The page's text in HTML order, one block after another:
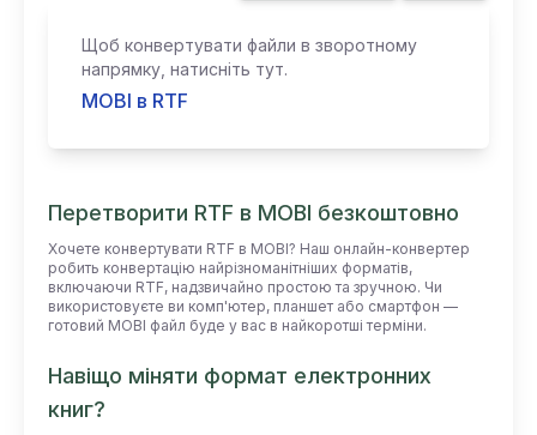
Щоб конвертувати файли в зворотному
напрямку, натисніть тут.
MOBI в RTF
Перетворити RTF в MOBI безкоштовно
Хочете конвертувати RTF в MOBI? Наш онлайн-конвертер
робить конвертацію найрізноманітніших форматів,
включаючи RTF, надзвичайно простою та зручною. Чи
використовуєте ви комп'ютер, планшет або смартфон —
готовий MOBI файл буде у вас в найкоротші терміни.
Навіщо міняти формат електронних
книг?